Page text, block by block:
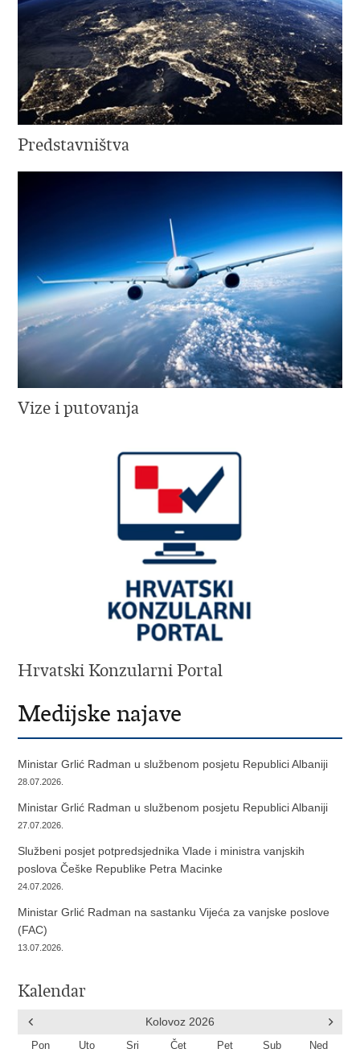
Predstavništva
Vize i putovanja
Hrvatski Konzularni Portal
Medijske najave
Ministar Grlić Radman u službenom posjetu Republici Albaniji
28.07.2026.
Ministar Grlić Radman u službenom posjetu Republici Albaniji
27.07.2026.
Službeni posjet potpredsjednika Vlade i ministra vanjskih
poslova Češke Republike Petra Macinke
24.07.2026.
Ministar Grlić Radman na sastanku Vijeća za vanjske poslove
(FAC)
13.07.2026.
Kalendar
Kolovoz 2026
Pon Uto Sri Čet Pet Sub Ned